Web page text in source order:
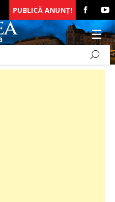
PUBLICĂ ANUNȚ!